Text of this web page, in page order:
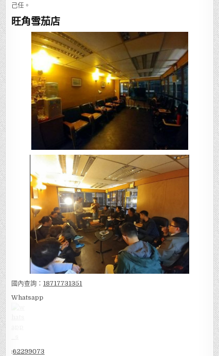
己任。
旺角雪茄店
國內查詢： 18717731351
Whatsapp
:62299073